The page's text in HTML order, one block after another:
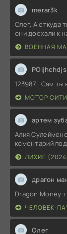
merar3k
Олег, А откуда
они доехали к
ВОЕННАЯ
123987, Сам
МОТОР
артем
Алия
коментарий
ЛИХИЕ
драгон
Dragon Money
ЧЕЛОВЕК-
Олег